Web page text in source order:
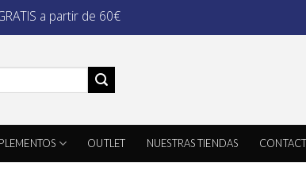
a partir de 60€
OUTLET NUESTRAS TIENDAS